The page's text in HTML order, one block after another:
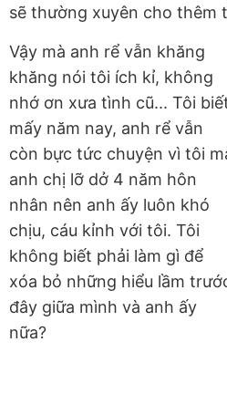
sẽ thường xuyên cho thêm
Vậy mà anh rể vẫn khăng
khăng nói tôi ích kỉ, không
nhớ ơn xưa tình cũ... Tôi
mấy năm nay, anh rể vẫn
còn bực tức chuyện vì tôi
anh chị lỡ dở 4 năm hôn
nhân nên anh ấy luôn khó
chịu, cáu kỉnh với tôi. Tôi
không biết phải làm gì để
xóa bỏ những hiểu lầm
đây giữa mình và anh ấy
nữa?